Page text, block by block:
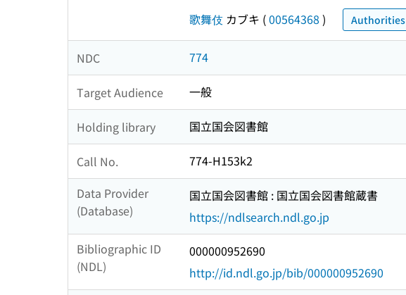
歌舞伎 カブキ (00564368 ) Authorities
NDC 774
Target Audience 一般
Holding library 国立国会図書館
Call No.
774-H153k2
Data Provider
(Database)
国立国会図書館 : 国立国会図書館蔵書
https://ndlsearch.ndl.go.jp
Bibliographic ID
(NDL)
000000952690
http://id.ndl.go.jp/bib/000000952690